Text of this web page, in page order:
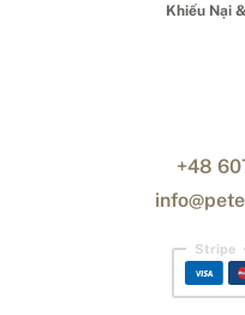
Khiếu Nại
+48
Stripe